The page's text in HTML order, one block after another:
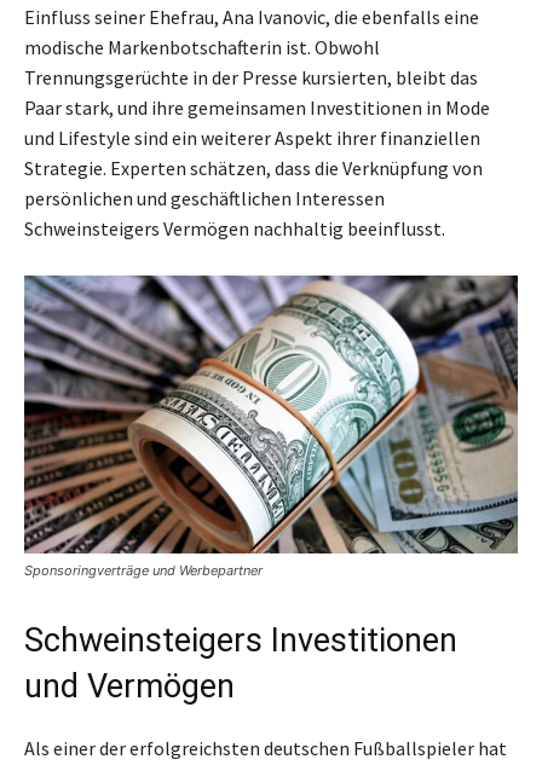
Einfluss seiner Ehefrau, Ana Ivanovic, die ebenfalls eine
modische Markenbotschafterin ist. Obwohl
Trennungsgerüchte in der Presse kursierten, bleibt das
Paar stark, und ihre gemeinsamen Investitionen in Mode
und Lifestyle sind ein weiterer Aspekt ihrer finanziellen
Strategie. Experten schätzen, dass die Verknüpfung von
persönlichen und geschäftlichen Interessen
Schweinsteigers Vermögen nachhaltig beeinflusst.
Sponsoringverträge und Werbepartner
Schweinsteigers Investitionen
und Vermögen
Als einer der erfolgreichsten deutschen Fußballspieler hat